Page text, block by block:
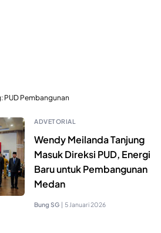
PUD Pembangunan
ADVETORIAL
Wendy Meilanda Tanjung
Masuk Direksi PUD, Energi
Baru untuk Pembangunan
Medan
Bung SG | 5 Januari 2026